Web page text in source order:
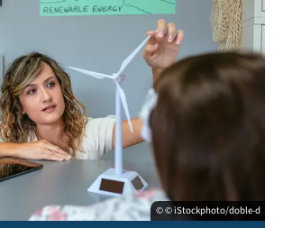
© © iStockphoto/doble-d